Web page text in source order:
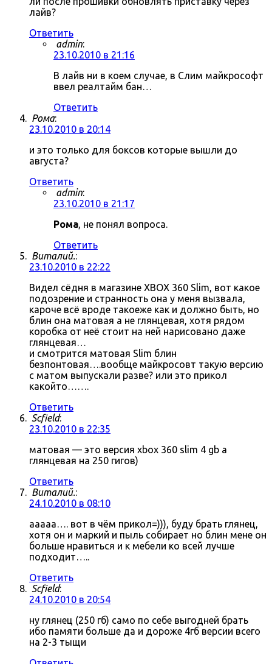
лайв?
Ответить
admin:
23.10.2010 в 21:16
В лайв ни в коем случае, в Слим майкрософт
ввел реалтайм бан…
Ответить
Рома:
23.10.2010 в 20:14
и это только для боксов которые вышли до
августа?
Ответить
admin:
23.10.2010 в 21:17
Рома, не понял вопроса.
Ответить
Виталий.:
23.10.2010 в 22:22
Видел сёдня в магазине XBOX 360 Slim, вот какое
подозрение и странность она у меня вызвала,
кароче всё вроде такоеже как и должно быть, но
блин она матовая а не глянцевая, хотя рядом
коробка от неё стоит на ней нарисовано даже
глянцевая…
и смотрится матовая Slim блин
безпонтовая….вообще майкросовт такую версию
с матом выпускали разве? или это прикол
какойто…….
Ответить
Scfield:
23.10.2010 в 22:35
матовая — это версия xbox 360 slim 4 gb а
глянцевая на 250 гигов)
Ответить
Виталий.:
24.10.2010 в 08:10
ааааа…. вот в чём прикол=))), буду брать глянец,
хотя он и маркий и пыль собирает но блин мене он
больше нравиться и к мебели ко всей лучше
подходит…..
Ответить
Scfield:
24.10.2010 в 20:54
ну глянец (250 гб) само по себе выгодней брать
ибо памяти больше да и дороже 4гб версии всего
на 2-3 тыщи